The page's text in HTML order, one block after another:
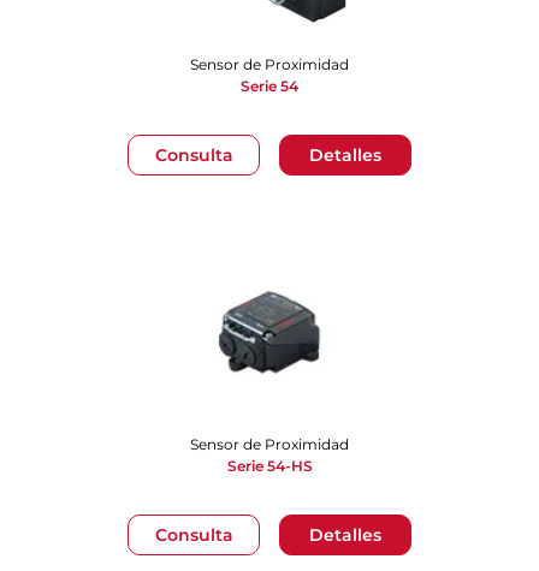
Consulta Detalles
Sensor de Proximidad
Serie 54
Consulta Detalles
Sensor de Proximidad
Serie 54-HS